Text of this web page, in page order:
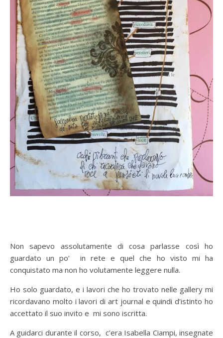
Non sapevo assolutamente di cosa parlasse così ho
guardato un po’ in rete e quel che ho visto mi ha
conquistato ma non ho volutamente leggere nulla.
Ho solo guardato, e i lavori che ho trovato nelle gallery mi
ricordavano molto i lavori di art journal e quindi d’istinto ho
accettato il suo invito e mi sono iscritta.
A guidarci durante il corso, c’era Isabella Ciampi, insegnate